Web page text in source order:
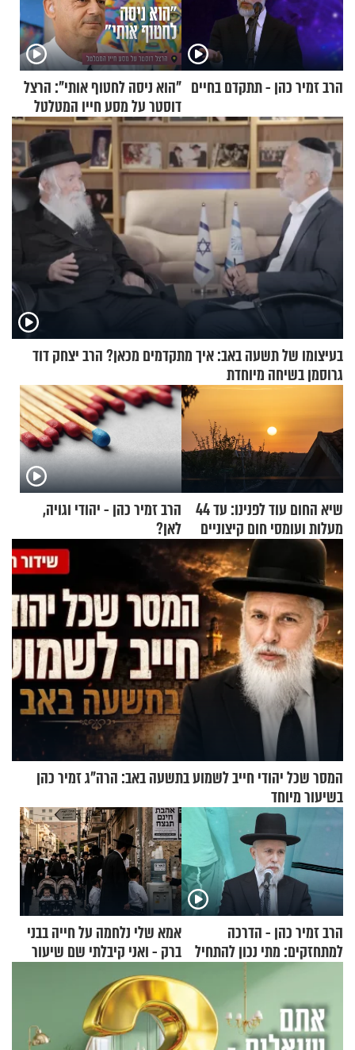
הרב זמיר כהן - תתקדם בחיים "הוא ניסה לחטוף אותי": הרצל
דוסטר על מסע חייו המטלטל
בעיצומו של תשעה באב: איך מתקדמים מכאן? הרב יצחק דוד
גרוסמן בשיחה מיוחדת
שיא החום עוד לפנינו: עד 44
מעלות ועומסי חום קיצוניים
הרב זמיר כהן - יהודי וגויה,
לאן?
המסר שכל יהודי חייב לשמוע בתשעה באב: הרה"ג זמיר כהן
בשיעור מיוחד
הרב זמיר כהן - הדרכה
למתחזקים: מתי נכון להתחיל
עם לבישת הציצית?
אמא שלי נלחמה על חייה בבני
ברק - ואני קיבלתי שם שיעור
באהבת חינם